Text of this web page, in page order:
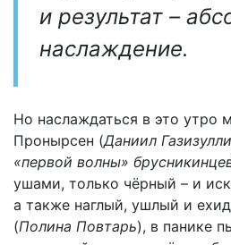
и результат –
наслаждение.
Но наслаждаться в это утро
Пронырсен (Даниил
«первой волны»
ушами, только чёрный – и
а также наглый, ушлый и
(Полина Повтарь), в панике